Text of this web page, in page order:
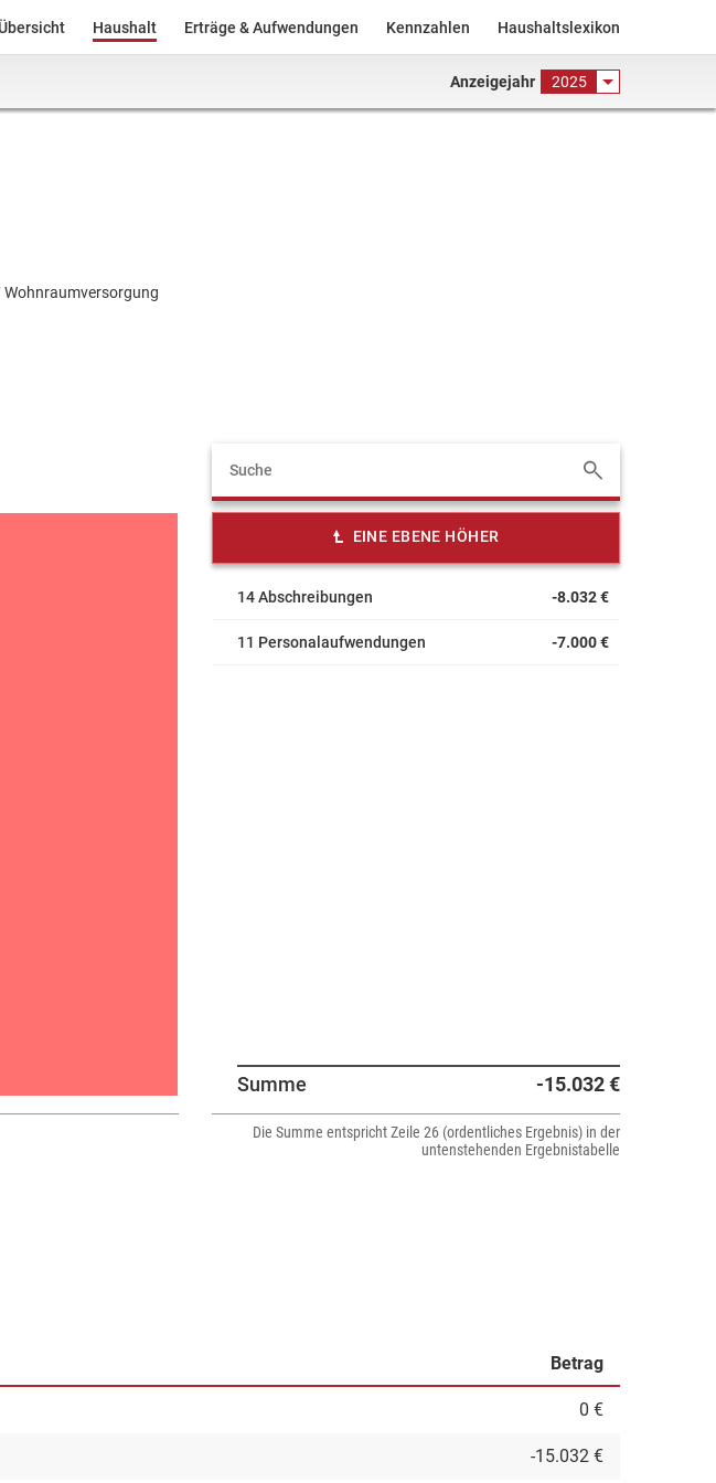
Haushalt Erträge & Aufwendungen Kennzahlen Haushaltslexikon
Anzeigejahr 2025
EINE EBENE HÖHER
14 Abschreibungen -8.032 €
11 Personalaufwendungen -7.000 €
Summe -15.032 €
Die Summe entspricht Zeile 26 (ordentliches Ergebnis) in der
untenstehenden Ergebnistabelle
Betrag
0 €
-15.032 €